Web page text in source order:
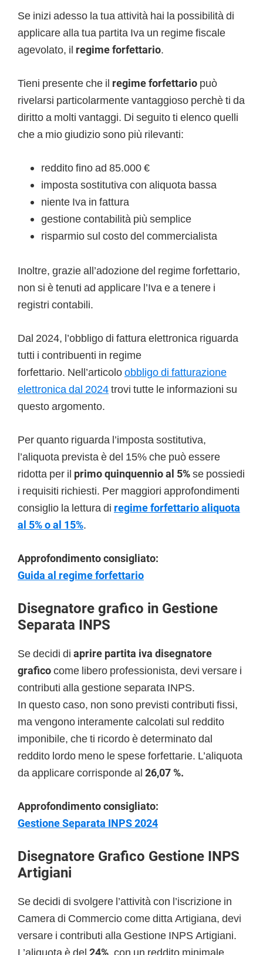
Se inizi adesso la tua attività hai la possibilità di
applicare alla tua partita Iva un regime fiscale
agevolato, il regime forfettario.
Tieni presente che il regime forfettario può
rivelarsi particolarmente vantaggioso perchè ti da
diritto a molti vantaggi. Di seguito ti elenco quelli
che a mio giudizio sono più rilevanti:
reddito fino ad 85.000 €
imposta sostitutiva con aliquota bassa
niente Iva in fattura
gestione contabilità più semplice
risparmio sul costo del commercialista
Inoltre, grazie all’adozione del regime forfettario,
non si è tenuti ad applicare l’Iva e a tenere i
registri contabili.
Dal 2024, l’obbligo di fattura elettronica riguarda
tutti i contribuenti in regime
forfettario. Nell’articoloobbligo di fatturazione
elettronica dal 2024trovi tutte le informazioni su
questo argomento.
Per quanto riguarda l’imposta sostitutiva,
l’aliquota prevista è del 15% che può essere
ridotta per il primo quinquennio al 5%se possiedi
i requisiti richiesti. Per maggiori approfondimenti
consiglio la lettura di regime forfettario aliquota
al 5% o al 15%.
Approfondimento consigliato:
Guida al regime forfettario
Disegnatore grafico in Gestione
Separata INPS
Se decidi di aprire partita iva disegnatore
graficocome libero professionista, devi versare i
contributi alla gestione separata INPS.
In questo caso, non sono previsti contributi fissi,
ma vengono interamente calcolati sul reddito
imponibile, che ti ricordo è determinato dal
reddito lordo meno le spese forfettarie. L’aliquota
da applicare corrisponde al 26,07 %.
Approfondimento consigliato:
Gestione Separata INPS 2024
Disegnatore Grafico Gestione INPS
Artigiani
Se decidi di svolgere l’attività con l’iscrizione in
Camera di Commercio come ditta Artigiana, devi
versare i contributi alla Gestione INPS Artigiani.
L’aliquota è del 24%, con un reddito minimale